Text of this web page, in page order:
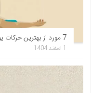
7 مورد از بهترین حرکات یوگا برای تسکین استرس
1 اسفند 1404